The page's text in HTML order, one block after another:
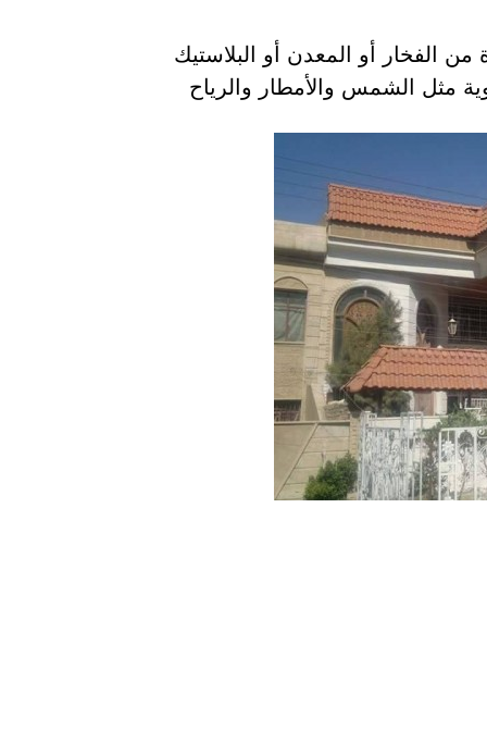
الفخار أو المعدن أو البلاستيك
مثل الشمس والأمطار والرياح